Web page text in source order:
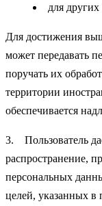
для других
Для достижения
может передавать
поручать их
территории
обеспечивается
3. Пользователь
распространение,
персональных
целей, указанных в